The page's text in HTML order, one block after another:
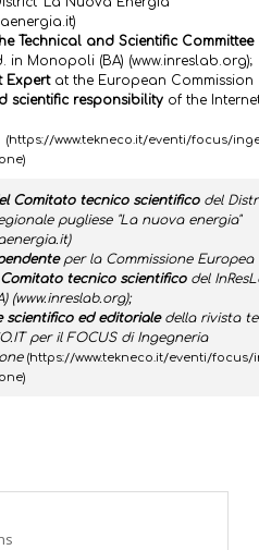
)
Technical and Scientific Committee
in Monopoli (BA) (www.inreslab.org);
Expert at the European Commission
scientific responsibility of the
(https://www.tekneco.it/eventi/focus/
)
Comitato tecnico scientificodel
pugliese "La nuova energia"
)
per la Commissione Europea
tecnico scientificodel
(www.inreslab.org);
scientifico ed editoriale della rivista
per il FOCUS di Ingegneria
(https://www.tekneco.it/eventi/
)